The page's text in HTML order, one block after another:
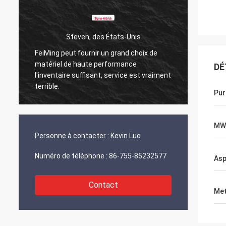
Steven, des États-Unis
FeiMing peut fournir un grand choix de
matériel de haute performance
l'inventaire suffisant, service est vraiment
terrible.
Personne à contacter : Kevin Luo
Numéro de téléphone : 86-755-85232577
Contact
MW